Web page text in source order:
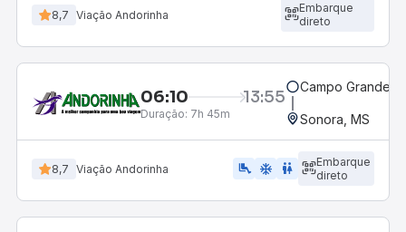
8,7 Viação Andorinha
Embarque
direto
06:10 13:55
Duração: 7h 45m
Campo Grande,
Sonora, MS
8,7 Viação Andorinha airline_seat_legroom_extra ac_unit wc
Embarque
direto